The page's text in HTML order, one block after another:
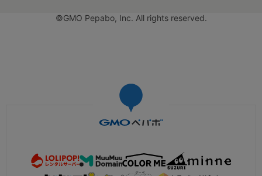
©GMO Pepabo, Inc. All rights reserved.